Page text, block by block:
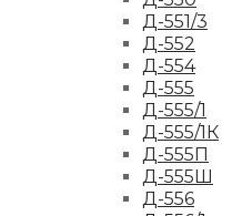
Д-551/3
Д-552
Д-554
Д-555
Д-555/1
Д-555/1К
Д-555П
Д-555Ш
Д-556